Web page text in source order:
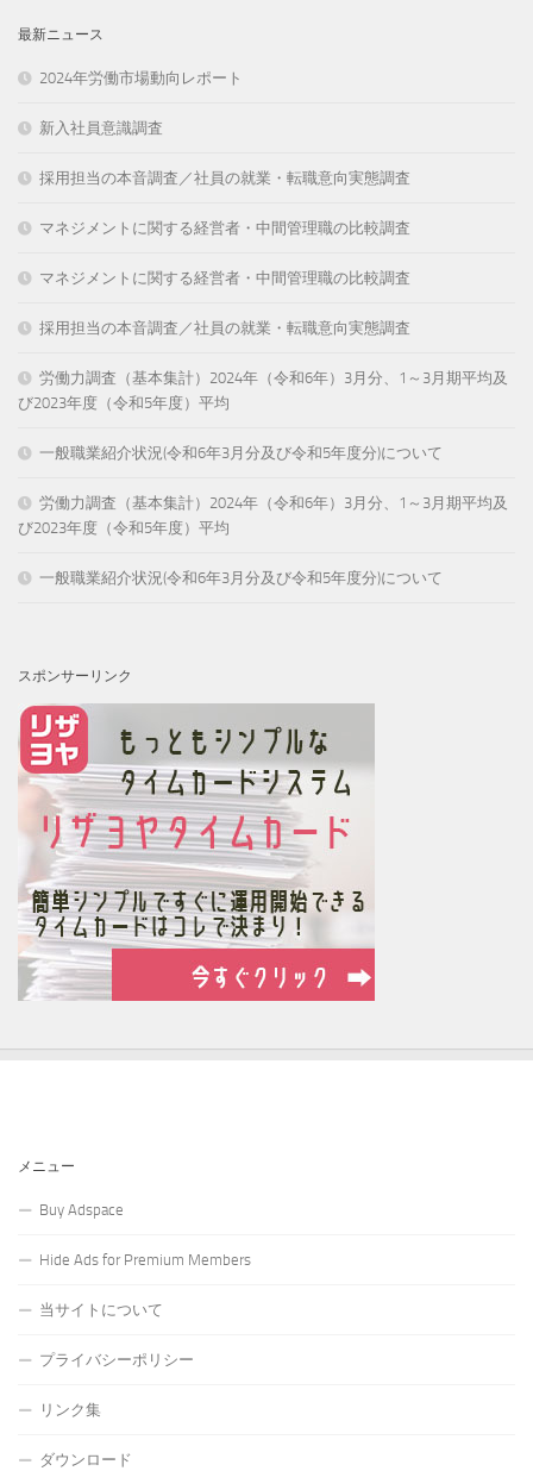
最新ニュース
2024年労働市場動向レポート
新入社員意識調査
採用担当の本音調査／社員の就業・転職意向実態調査
マネジメントに関する経営者・中間管理職の比較調査
マネジメントに関する経営者・中間管理職の比較調査
採用担当の本音調査／社員の就業・転職意向実態調査
労働力調査（基本集計）2024年（令和6年）3月分、1～3月期平均及
び2023年度（令和5年度）平均
一般職業紹介状況(令和6年3月分及び令和5年度分)について
労働力調査（基本集計）2024年（令和6年）3月分、1～3月期平均及
び2023年度（令和5年度）平均
一般職業紹介状況(令和6年3月分及び令和5年度分)について
スポンサーリンク
メニュー
Buy Adspace
Hide Ads for Premium Members
当サイトについて
プライバシーポリシー
リンク集
ダウンロード